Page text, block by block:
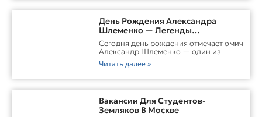
День Рождения Александра
Шлеменко — Легенды
Российского ММА
Сегодня день рождения отмечает омич
Александр Шлеменко — один из
Читать далее »
Вакансии Для Студентов-
Земляков В Москве